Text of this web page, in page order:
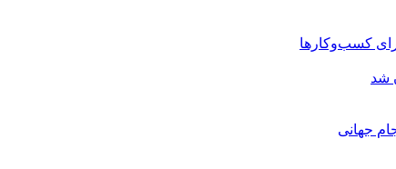
کسب‌وکارها
شد
جهانی